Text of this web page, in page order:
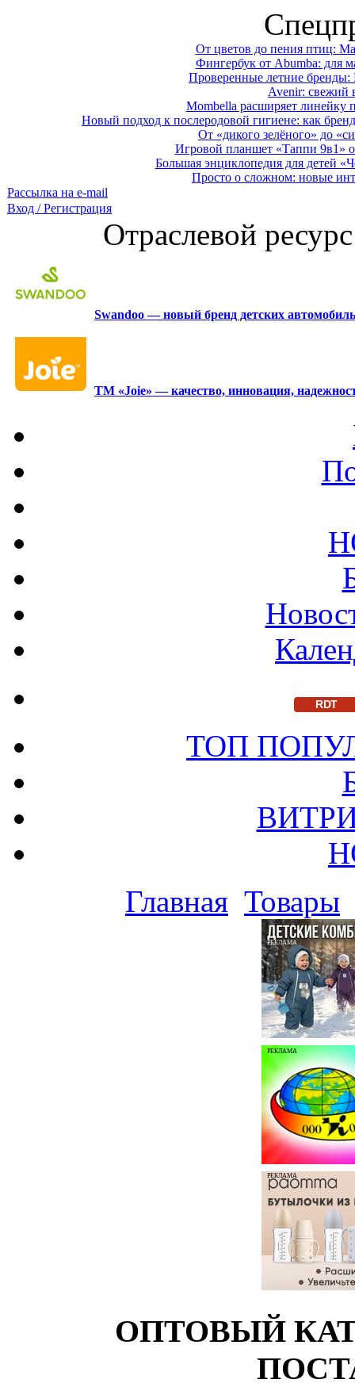
От цветов до пения птиц:
Фингербук от Abumba: для
Проверенные летние
Avenir: свежий
Mombella расширяет линейку
Новый подход к послеродовой гигиене: как
От «дикого зелёного» до
Игровой планшет «Таппи 9в1»
Большая энциклопедия для детей
Просто о сложном: новые
Рассылка на e-mail
Вход / Регистрация
Отраслевой
Swandoo — новый бренд детских
ТМ «Joie» — качество, инновация,
RDT
ТОП
Главная Товары
РЕКЛАМА
РЕКЛАМА
РЕКЛАМА
ОПТОВЫЙ